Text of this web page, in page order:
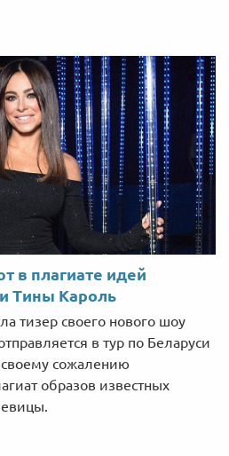
в плагиате идей
Тины Кароль
тизер своего нового шоу
в тур по Беларуси
сожалению
образов известных